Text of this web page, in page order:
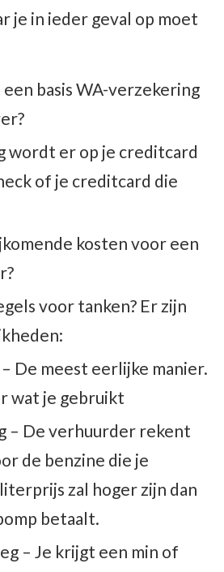
je in ieder geval op moet
basis WA-verzekering
wordt er op je creditcard
of je creditcard die
kosten voor een
voor tanken? Er zijn
De meest eerlijke manier.
wat je gebruikt
– De verhuurder rekent
de benzine die je
zal hoger zijn dan
betaalt.
– Je krijgt een min of